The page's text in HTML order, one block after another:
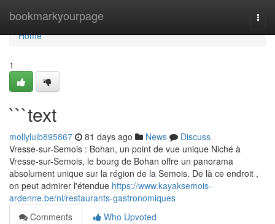
bookmarkyourpage
Home
Home
1
```text
mollyluib895867 81 days ago News
Discuss
Vresse-sur-Semois : Bohan, un point de vue unique Niché à
Vresse-sur-Semois, le bourg de Bohan offre un panorama
absolument unique sur la région de la Semois. De là ce endroit ,
on peut admirer l'étendue https://www.kayaksemois-
ardenne.be/nl/restaurants-gastronomiques
Comments
Who Upvoted